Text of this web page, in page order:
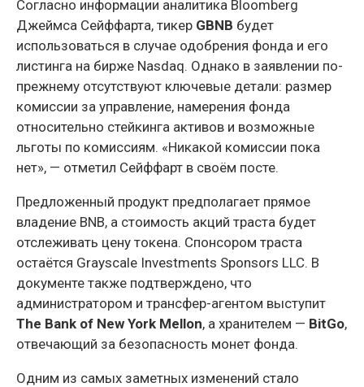
Согласно информации аналитика Bloomberg
Джеймса Сейффарта, тикер GBNB будет
использоваться в случае одобрения фонда и его
листинга на бирже Nasdaq. Однако в заявлении по-
прежнему отсутствуют ключевые детали: размер
комиссии за управление, намерения фонда
относительно стейкинга активов и возможные
льготы по комиссиям. «Никакой комиссии пока
нет», — отметил Сейффарт в своём посте.
Предложенный продукт предполагает прямое
владение BNB, а стоимость акций траста будет
отслеживать цену токена. Спонсором траста
остаётся Grayscale Investments Sponsors LLC. В
документе также подтверждено, что
администратором и трансфер-агентом выступит
The Bank of New York Mellon, а хранителем — BitGo,
отвечающий за безопасность монет фонда.
Одним из самых заметных изменений стало